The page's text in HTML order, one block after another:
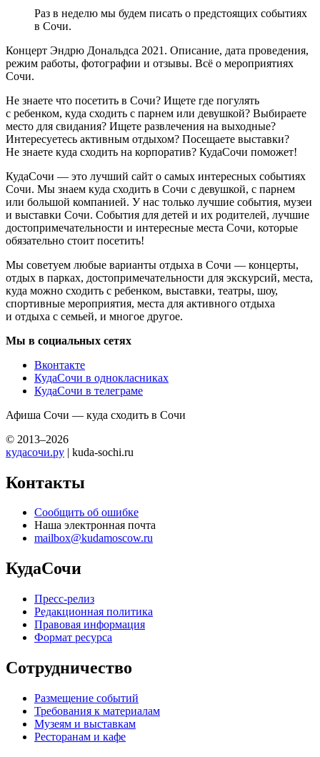
Раз в неделю мы будем писать о предстоящих событиях
в Сочи.
Концерт Эндрю Дональдса 2021. Описание, дата проведения,
режим работы, фотографии и отзывы. Всё о мероприятиях
Сочи.
Не знаете что посетить в Сочи? Ищете где погулять
с ребенком, куда сходить с парнем или девушкой? Выбираете
место для свидания? Ищете развлечения на выходные?
Интересуетесь активным отдыхом? Посещаете выставки?
Не знаете куда сходить на корпоратив? КудаСочи поможет!
КудаСочи — это лучший сайт о самых интересных событиях
Сочи. Мы знаем куда сходить в Сочи с девушкой, с парнем
или большой компанией. У нас только лучшие события, музеи
и выставки Сочи. События для детей и их родителей, лучшие
достопримечательности и интересные места Сочи, которые
обязательно стоит посетить!
Мы советуем любые варианты отдыха в Сочи — концерты,
отдых в парках, достопримечательности для экскурсий, места,
куда можно сходить с ребенком, выставки, театры, шоу,
спортивные мероприятия, места для активного отдыха
и отдыха с семьей, и многое другое.
Мы в социальных сетях
Вконтакте
КудаСочи в однокласниках
КудаСочи в телеграме
Афиша Сочи — куда сходить в Сочи
© 2013–2026
кудасочи.ру | kuda-sochi.ru
Контакты
Сообщить об ошибке
Наша электронная почта
mailbox@kudamoscow.ru
КудаСочи
Пресс-релиз
Редакционная политика
Правовая информация
Формат ресурса
Сотрудничество
Размещение событий
Требования к материалам
Музеям и выставкам
Ресторанам и кафе